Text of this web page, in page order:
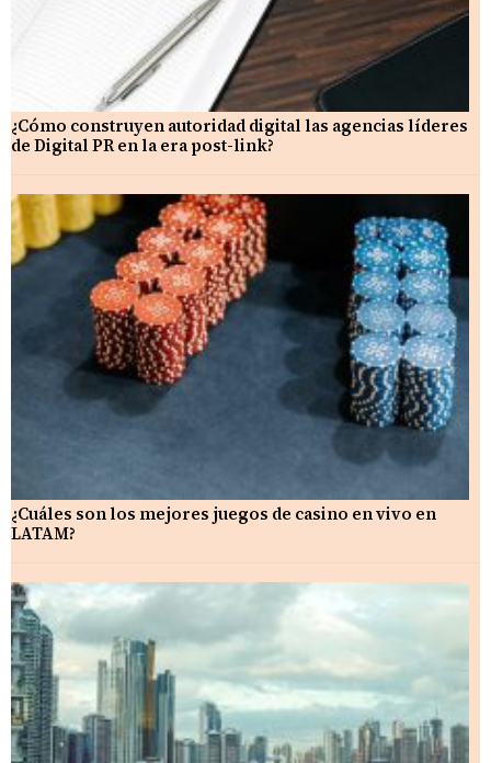
¿Cómo construyen autoridad digital las agencias líderes
de Digital PR en la era post-link?
¿Cuáles son los mejores juegos de casino en vivo en
LATAM?